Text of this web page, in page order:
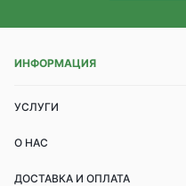
ИНФОРМАЦИЯ
УСЛУГИ
О НАС
ДОСТАВКА И ОПЛАТА